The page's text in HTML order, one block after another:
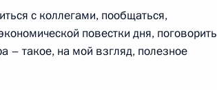
с коллегами, пообщаться,
повестки дня, поговорить
– такое, на мой взгляд, полезное